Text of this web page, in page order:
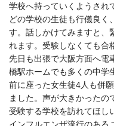
学校へ持っていくようされ
どの学校の生徒も行儀良く
す。話しかけてみますと、
れます。受験しなくても合
先日も出張で大阪方面へ電
橋駅ホームでも多くの中学
前に座った女生徒4人も併
ました。声が大きかったの
受験する学校を訪れてほし